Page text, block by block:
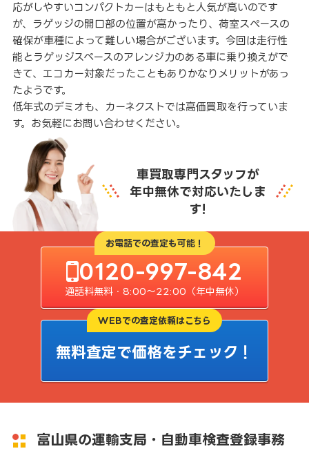
応がしやすいコンパクトカーはもともと人気が高いのです
が、ラゲッジの開口部の位置が高かったり、荷室スぺースの
確保が車種によって難しい場合がございます。今回は走行性
能とラゲッジスペースのアレンジ力のある車に乗り換えがで
きて、エコカー対象だったこともありかなりメリットがあっ
たようです。
低年式のデミオも、カーネクストでは高価買取を行っていま
す。お気軽にお問い合わせください。
車買取専門スタッフが
年中無休で対応いたしま
す!
お電話での査定も可能！
0120-997-842
通話料無料・8:00〜22:00（年中無休）
WEBでの査定依頼はこちら
無料査定で価格をチェック！
富山県の運輸支局・自動車検査登録事務